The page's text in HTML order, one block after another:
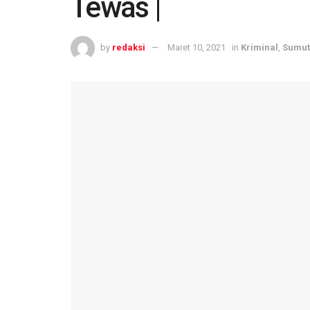
Tewas |
by redaksi Maret 10, 2021 in Kriminal , Sumut